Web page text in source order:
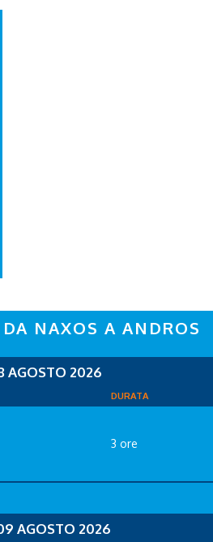
NAXOS A ANDROS
AGOSTO 2026
DURATA
3 ore
AGOSTO 2026